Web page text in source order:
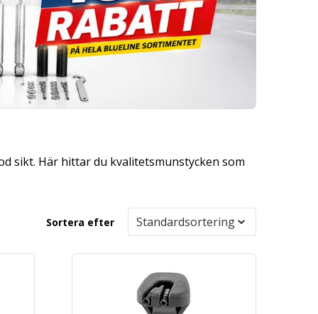
sikt. Här hittar du kvalitetsmunstycken som
Sortera efter